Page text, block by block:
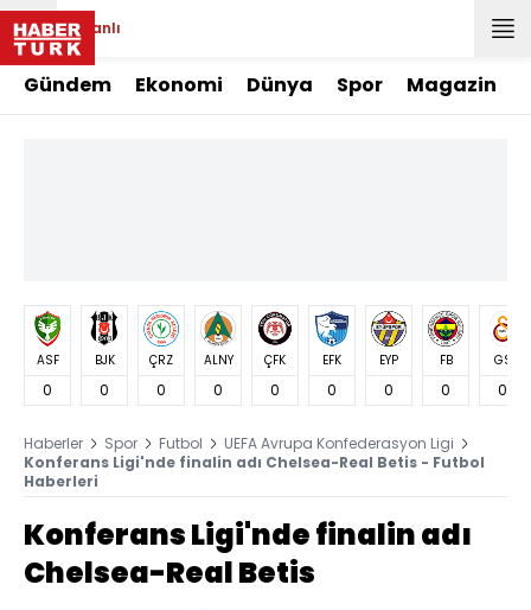
Canlı
Gündem Ekonomi Dünya Spor Magazin
ASF
0
BJK
0
ÇRZ
0
ALNY
0
ÇFK
0
EFK
0
EYP
0
FB
0
GS
0
Haberler Spor Futbol
UEFA Avrupa Konfederasyon Ligi
Konferans Ligi'nde finalin adı Chelsea-Real Betis - Futbol
Haberleri
Konferans Ligi'nde finalin adı
Chelsea-Real Betis